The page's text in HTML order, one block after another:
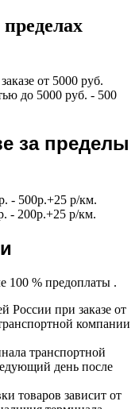
от 5000 руб.
до 5000 руб. - 500
за пределы
- 500р.+25 р/км.
- 200р.+25 р/км.
100 % предоплаты .
России при заказе от
компании
транспортной
день после
товаров зависит от